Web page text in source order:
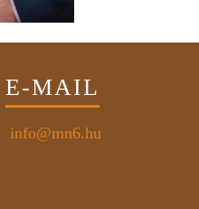
E-MAIL
info@mn6.hu